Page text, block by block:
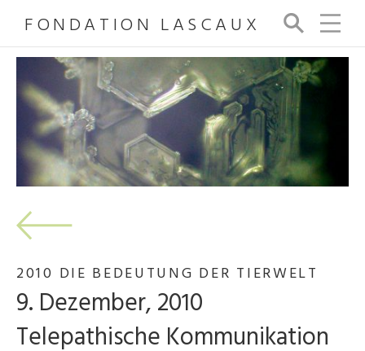
FONDATION LASCAUX
Su
ch
e
2010 DIE BEDEUTUNG DER TIERWELT
9. Dezember, 2010
Telepathische Kommunikation